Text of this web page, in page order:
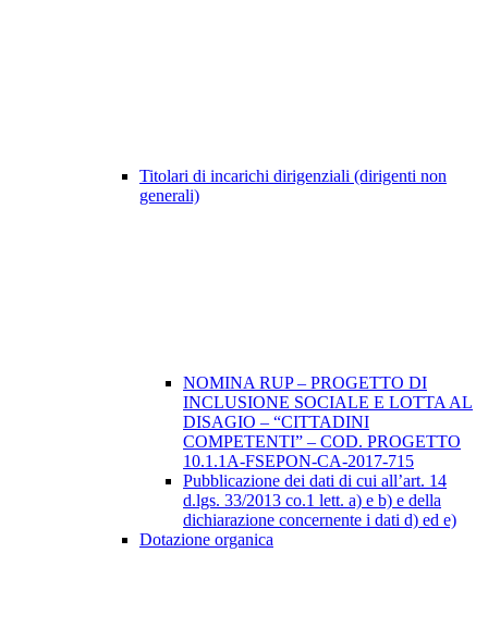
Titolari di incarichi dirigenziali (dirigenti non
generali)
NOMINA RUP – PROGETTO DI
INCLUSIONE SOCIALE E LOTTA AL
DISAGIO – “CITTADINI
COMPETENTI” – COD. PROGETTO
10.1.1A-FSEPON-CA-2017-715
Pubblicazione dei dati di cui all’art. 14
d.lgs. 33/2013 co.1 lett. a) e b) e della
dichiarazione concernente i dati d) ed e)
Dotazione organica